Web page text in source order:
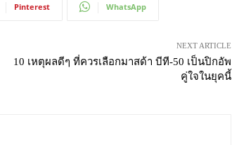
Pinterest WhatsApp
NEXT ARTICLE
10 เหตุผลดีๆ ที่ควรเลือกมาสด้า บีที-50 เป็นปิกอัพ
คู่ใจในยุคนี้